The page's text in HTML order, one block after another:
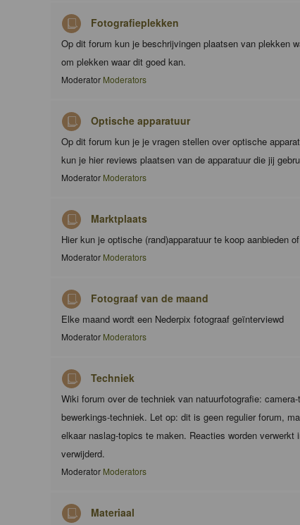
Fotografieplekken
Op dit forum kun je beschrijvingen plaatsen van plekken
om plekken waar dit goed kan.
Moderator Moderators
Optische apparatuur
Op dit forum kun je je vragen stellen over optische
kun je hier reviews plaatsen van de apparatuur die jij
Moderator Moderators
Marktplaats
Hier kun je optische (rand)apparatuur te koop aanbieden
Moderator Moderators
Fotograaf van de maand
Elke maand wordt een Nederpix fotograaf geïnterviewd
Moderator Moderators
Techniek
Wiki forum over de techniek van natuurfotografie:
bewerkings-techniek. Let op: dit is geen regulier forum,
elkaar naslag-topics te maken. Reacties worden verwerkt
verwijderd.
Moderator Moderators
Materiaal